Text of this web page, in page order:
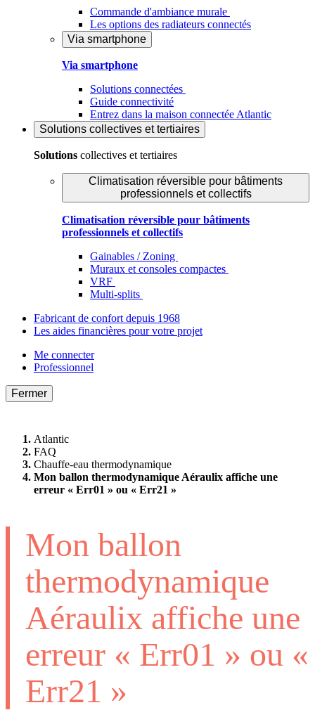
Commande d'ambiance murale
Les options des radiateurs connectés
Via smartphone
Via smartphone
Solutions connectées
Guide connectivité
Entrez dans la maison connectée Atlantic
Solutions collectives et tertiaires
Solutions collectives et tertiaires
Climatisation réversible pour bâtiments
professionnels et collectifs
Climatisation réversible pour bâtiments
professionnels et collectifs
Gainables / Zoning
Muraux et consoles compactes
VRF
Multi-splits
Fabricant de confort depuis 1968
Les aides financières pour votre projet
Me connecter
Professionnel
Fermer
Atlantic
FAQ
Chauffe-eau thermodynamique
Mon ballon thermodynamique Aéraulix affiche une
erreur « Err01 » ou « Err21 »
Mon ballon
thermodynamique
Aéraulix affiche une
erreur « Err01 » ou «
Err21 »